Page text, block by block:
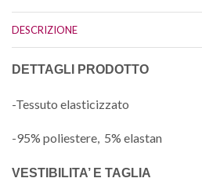
DESCRIZIONE
DETTAGLI PRODOTTO
-Tessuto elasticizzato
-95% poliestere, 5% elastan
VESTIBILITA’ E TAGLIA